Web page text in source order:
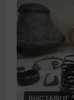
ВЫСТАВКИ